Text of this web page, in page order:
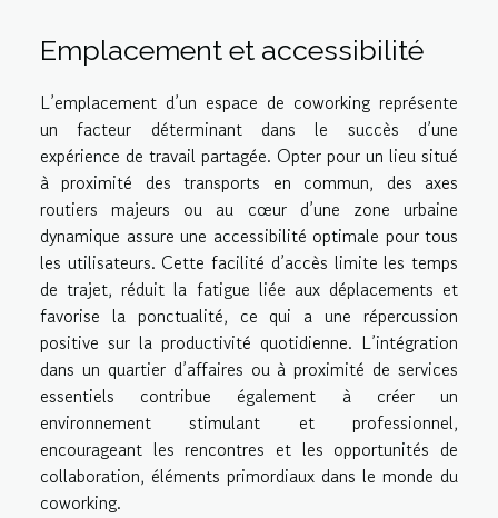
Emplacement et accessibilité
L’emplacement d’un espace de coworking représente
un facteur déterminant dans le succès d’une
expérience de travail partagée. Opter pour un lieu situé
à proximité des transports en commun, des axes
routiers majeurs ou au cœur d’une zone urbaine
dynamique assure une accessibilité optimale pour tous
les utilisateurs. Cette facilité d’accès limite les temps
de trajet, réduit la fatigue liée aux déplacements et
favorise la ponctualité, ce qui a une répercussion
positive sur la productivité quotidienne. L’intégration
dans un quartier d’affaires ou à proximité de services
essentiels contribue également à créer un
environnement stimulant et professionnel,
encourageant les rencontres et les opportunités de
collaboration, éléments primordiaux dans le monde du
coworking.